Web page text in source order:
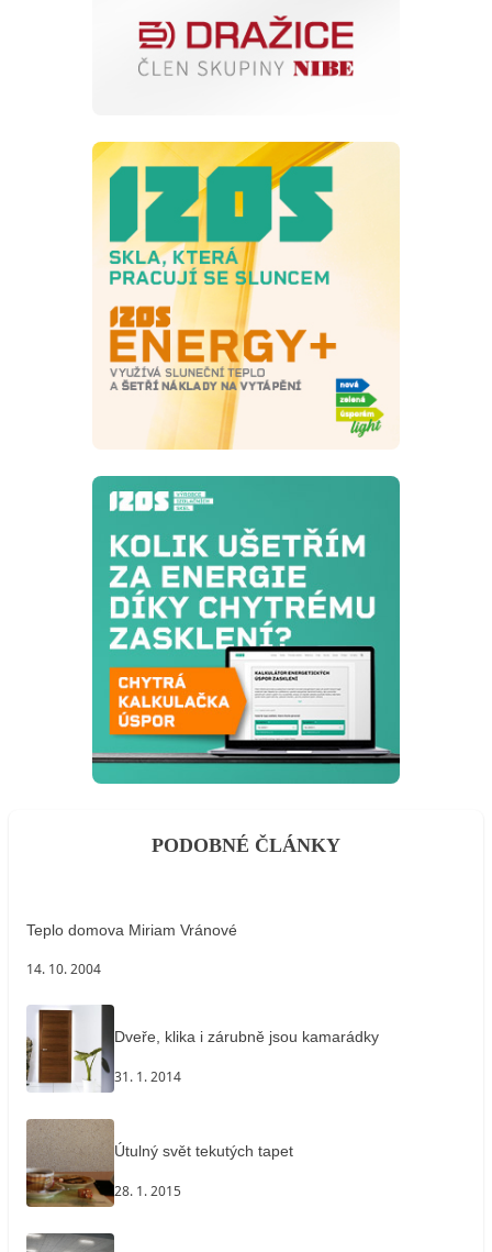
PODOBNÉ ČLÁNKY
Teplo domova Miriam Vránové
14. 10. 2004
Dveře, klika i zárubně jsou kamarádky
31. 1. 2014
Útulný svět tekutých tapet
28. 1. 2015